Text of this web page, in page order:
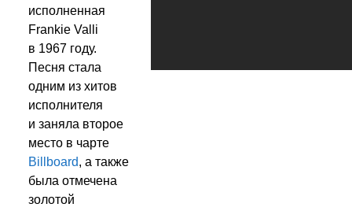
исполненная
Frankie Valli
в 1967 году.
Песня стала
одним из хитов
исполнителя
и заняла второе
место в чарте
Billboard, а также
была отмечена
золотой